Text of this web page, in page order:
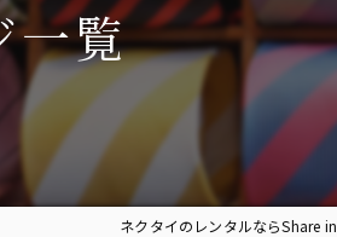
一覧
ネクタイのレンタルならShare in